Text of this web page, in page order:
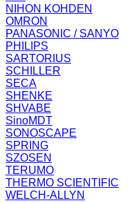
NIHON KOHDEN
OMRON
PANASONIC / SANYO
PHILIPS
SARTORIUS
SCHILLER
SECA
SHENKE
SHVABE
SinoMDT
SONOSCAPE
SPRING
SZOSEN
TERUMO
THERMO SCIENTIFIC
WELCH-ALLYN